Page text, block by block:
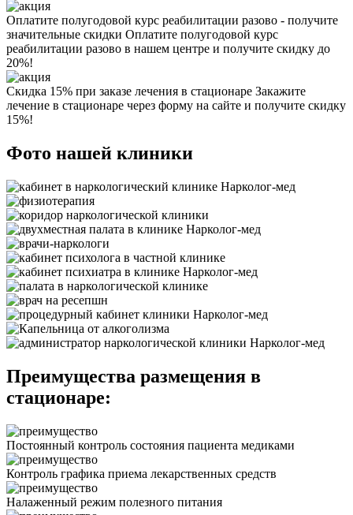
Оплатите полугодовой курс реабилитации разово - получите
значительные скидки Оплатите полугодовой курс
реабилитации разово в нашем центре и получите скидку до
20%!
Скидка 15% при заказе лечения в стационаре Закажите
лечение в стационаре через форму на сайте и получите скидку
15%!
Фото нашей клиники
Преимущества размещения в
стационаре:
Постоянный контроль состояния пациента медиками
Контроль графика приема лекарственных средств
Налаженный режим полезного питания